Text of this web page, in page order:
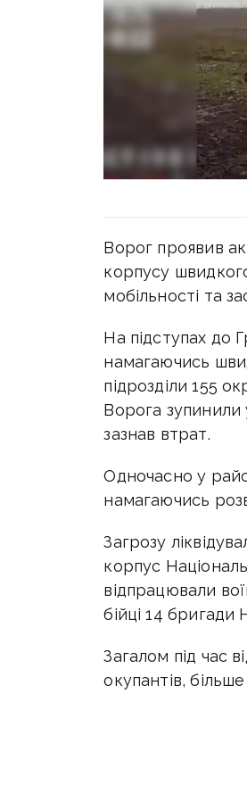
Ворог проявив
корпусу
мобільності та
На підступах до
намагаючись
підрозділи155
Ворога зупинили
зазнав втрат.
Одночасно у
намагаючись
Загрозу
корпус
відпрацювали
бійці 14 бригади
Загалом під час
окупантів,